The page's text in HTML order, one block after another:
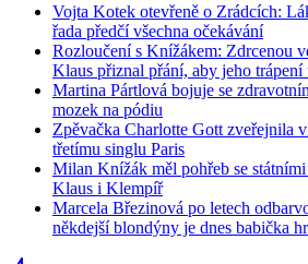
Vojta Kotek otevřeně o Zrádcích:
řada předčí všechna očekávání
Rozloučení s Knížákem: Zdrcenou
Klaus přiznal přání, aby jeho trápení
Martina Pártlová bojuje se
mozek na pódiu
Zpěvačka Charlotte Gott zveřejnila
třetímu singlu Paris
Milan Knížák měl pohřeb se
Klaus i Klempíř
Marcela Březinová po letech
někdejší blondýny je dnes babička